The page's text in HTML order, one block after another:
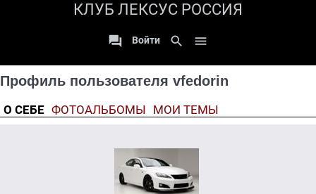
КЛУБ ЛЕКСУС РОССИЯ
 Войти search 
Профиль пользователя vfedorin
О СЕБЕ ФОТОАЛЬБОМЫ МОИ ТЕМЫ